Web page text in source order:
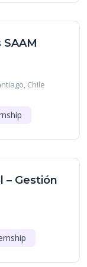
Chile
– Gestión